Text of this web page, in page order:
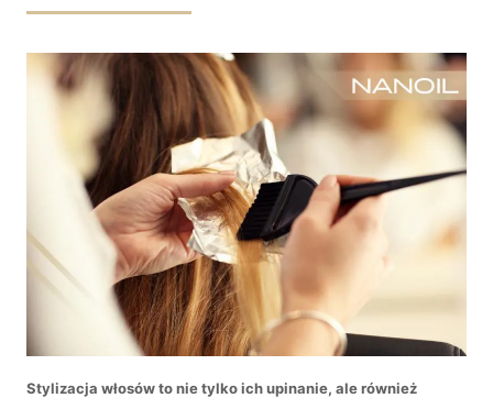
Stylizacja włosów to nie tylko ich upinanie, ale również